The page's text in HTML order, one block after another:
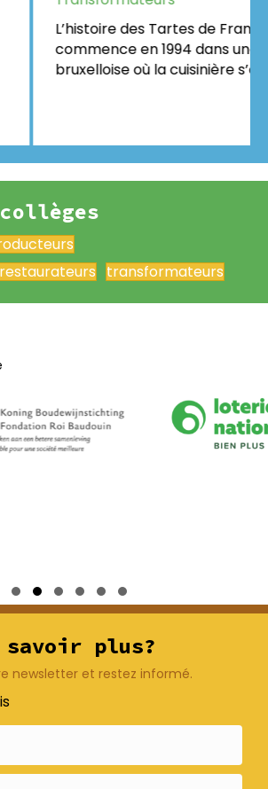
Tartes de Françoise
1994 dans une petite cuisine
la cuisinière s’appelle…
transformateurs
Slide group 1
Slide group 2
Slide group 3
Slide group 4
Slide group 5
Slide group 6
savoir plus?
newsletter et restez informé.